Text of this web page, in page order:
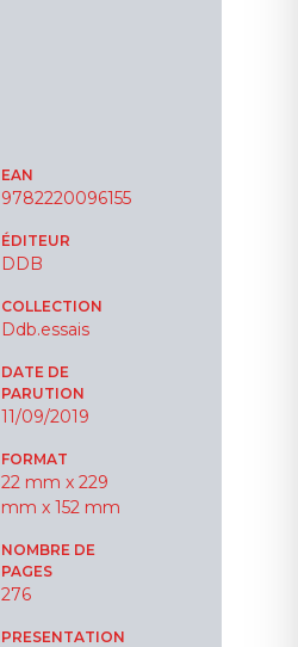
EAN
9782220096155
ÉDITEUR
DDB
COLLECTION
Ddb.essais
DATE DE
PARUTION
11/09/2019
FORMAT
22 mm x 229
mm x 152 mm
NOMBRE DE
PAGES
276
PRESENTATION